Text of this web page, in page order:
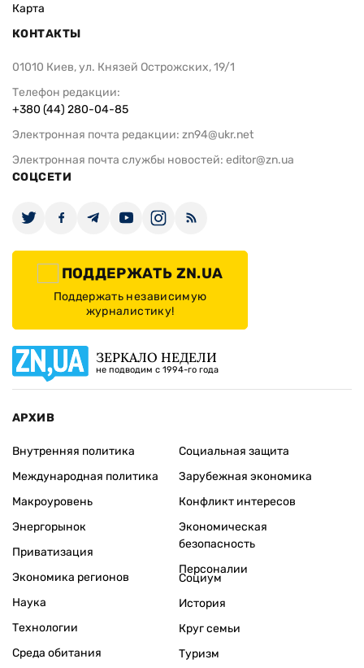
Карта
КОНТАКТЫ
01010 Киев, ул. Князей Острожских, 19/1
Телефон редакции:
+380 (44) 280-04-85
Электронная почта редакции: zn94@ukr.net
Электронная почта службы новостей: editor@zn.ua
СОЦСЕТИ
ПОДДЕРЖАТЬ ZN.UA
Поддержать независимую
журналистику!
ЗЕРКАЛО НЕДЕЛИ
не подводим с 1994-го года
АРХИВ
Внутренняя политика
Международная политика
Макроуровень
Энергорынок
Приватизация
Экономика регионов
Социальная защита
Зарубежная экономика
Конфликт интересов
Экономическая
безопасность
Персоналии
Наука
Технологии
Среда обитания
Социум
История
Круг семьи
Туризм